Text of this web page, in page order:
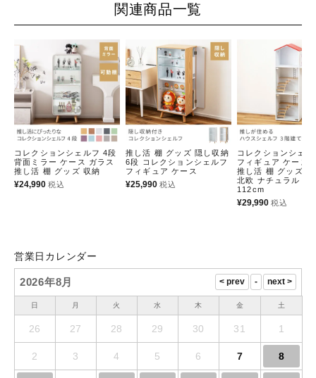
関連商品一覧
コレクションシェルフ 4段
背面ミラー ケース ガラス
推し活 棚 グッズ 収納
¥24,990 税込
推し活 棚 グッズ 隠し収納
6段 コレクションシェルフ
フィギュア ケース
¥25,990 税込
コレクションシェ
フィギュア ケース
推し活 棚 グッズ ス
北欧 ナチュラル 高
112cm
¥29,990 税込
営業日カレンダー
2026年8月
日 月 火 水 木 金 土
26 27 28 29 30 31 1
2 3 4 5 6 7 8